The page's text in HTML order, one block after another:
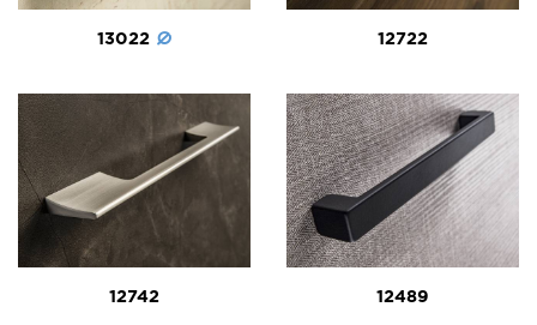
13022 12722
12742 12489